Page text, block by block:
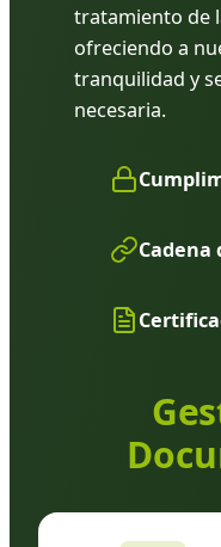
tratamiento de
ofreciendo a
tranquilidad y
necesaria.
Cadena